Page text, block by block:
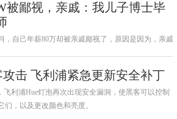
被鄙视，亲戚：我儿子博士毕
，自己年薪80万却被亲戚鄙视了，原因是因为，亲戚
击 飞利浦紧急更新安全补丁
飞利浦Hue灯泡再次出现安全漏洞，使黑客可以控制
，以及更改颜色和亮度。